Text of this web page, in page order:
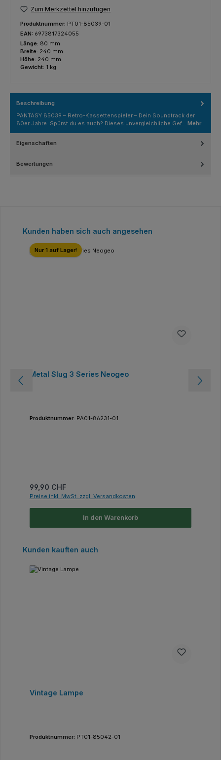
Zum Merkzettel hinzufügen
Produktnummer: PT01-85039-01
EAN: 6973817324055
Länge: 80 mm
Breite: 240 mm
Höhe: 240 mm
Gewicht: 1 kg
Beschreibung
PANTASY 85039 – Retro-Kassettenspieler – Dein Soundtrack der
80er Jahre. Spürst du es auch? Dieses unvergleichliche Gef… Mehr
Eigenschaften
Bewertungen
Produktgalerie überspringen
Kunden haben sich auch angesehen
Nur 1 auf Lager!
Metal Slug 3 Series Neogeo
Produktnummer: PA01-86231-01
Regulärer Preis:
99,90 CHF
Preise inkl. MwSt. zzgl. Versandkosten
In den Warenkorb
Produktgalerie überspringen
Kunden kauften auch
Vintage Lampe
Produktnummer: PT01-85042-01